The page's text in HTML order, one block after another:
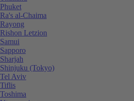
Phuket
Ra's al-Chaima
Rayong
Rishon Letzion
Samui
Sapporo
Sharjah
Shinjuku (Tokyo)
Tel Aviv
Tiflis
Toshima